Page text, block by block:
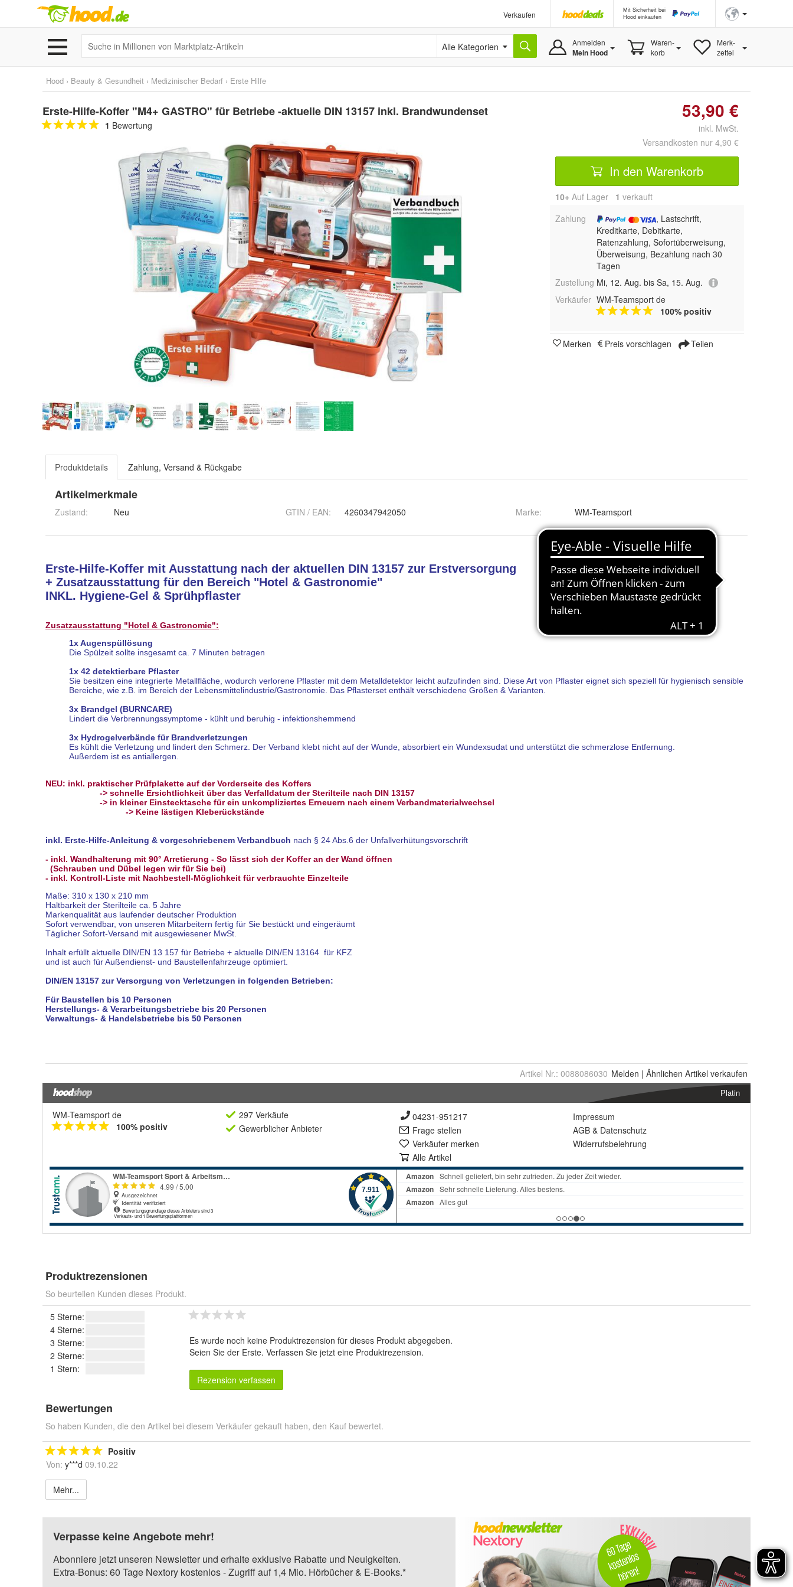
Verkaufen
Mit Sicherheit bei
Hood einkaufen
Alle Kategorien Anmelden
Mein Hood
Waren-
korb
Merk-
zettel
Hood › Beauty & Gesundheit › Medizinischer Bedarf › Erste Hilfe
Erste-Hilfe-Koffer "M4+ GASTRO" für Betriebe -aktuelle DIN 13157 inkl. Brandwundenset
1 Bewertung
53,90 €
inkl. MwSt.
Versandkosten nur 4,90 €
In den Warenkorb
10+ Auf Lager 1 verkauft
Zahlung
, Lastschrift,
Kreditkarte, Debitkarte,
Ratenzahlung, Sofortüberweisung,
Überweisung, Bezahlung nach 30
Tagen
Zustellung Mi, 12. Aug. bis Sa, 15. Aug.
Verkäufer WM-Teamsport de
100% positiv
Merken Preis vorschlagen Teilen
Produktdetails Zahlung, Versand & Rückgabe
Artikelmerkmale
Zustand: Neu GTIN / EAN: 4260347942050 Marke: WM-Teamsport
Artikel Nr.: 0088086030 Melden | Ähnlichen Artikel verkaufen
Platin
WM-Teamsport de
100% positiv
297 Verkäufe
Gewerblicher Anbieter
04231-951217
Frage stellen
Verkäufer merken
Alle Artikel
Impressum
AGB & Datenschutz
Widerrufsbelehrung
Produktrezensionen
So beurteilen Kunden dieses Produkt.
5 Sterne:
4 Sterne:
3 Sterne:
2 Sterne:
1 Stern:
Es wurde noch keine Produktrezension für dieses Produkt abgegeben.
Seien Sie der Erste. Verfassen Sie jetzt eine Produktrezension.
Rezension verfassen
Bewertungen
So haben Kunden, die den Artikel bei diesem Verkäufer gekauft haben, den Kauf bewertet.
Positiv
Von: y***d 09.10.22
Mehr...
Verpasse keine Angebote mehr!
Abonniere jetzt unseren Newsletter und erhalte exklusive Rabatte und Neuigkeiten.
Extra-Bonus: 60 Tage Nextory kostenlos - Zugriff auf 1,4 Mio. Hörbücher & E-Books.*